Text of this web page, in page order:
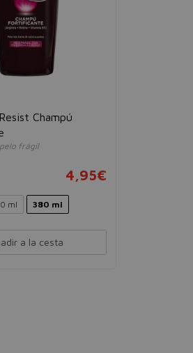
Champú
frágil
4,95€
ml 380 ml
a la cesta